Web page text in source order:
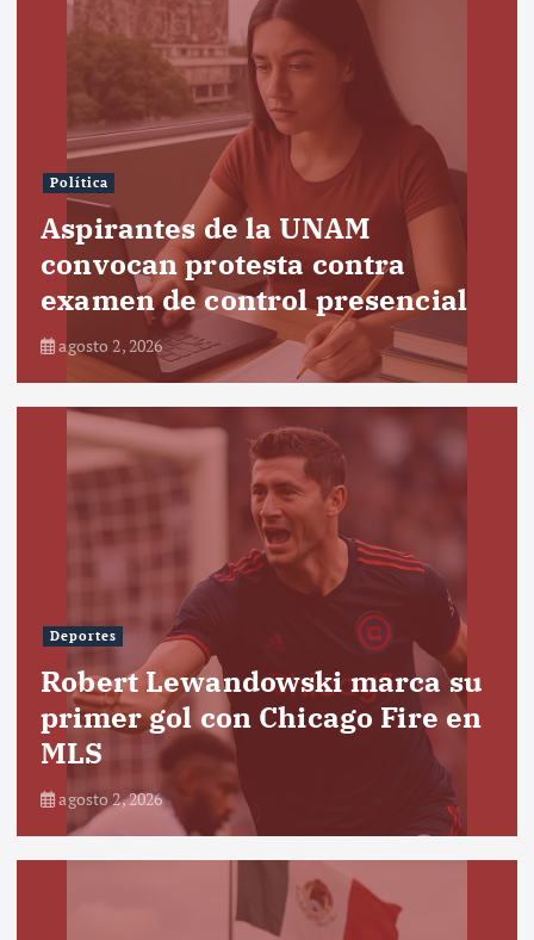
Política
Aspirantes de la UNAM
convocan protesta contra
examen de control presencial
agosto 2, 2026
Deportes
Robert Lewandowski marca su
primer gol con Chicago Fire en
MLS
agosto 2, 2026